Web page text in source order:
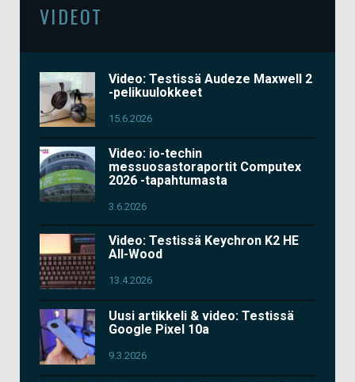
VIDEOT
Video: Testissä Audeze Maxwell 2
-pelikuulokkeet
15.6.2026
Video: io-techin
messuosastoraportit Computex
2026 -tapahtumasta
3.6.2026
Video: Testissä Keychron K2 HE
All-Wood
13.4.2026
Uusi artikkeli & video: Testissä
Google Pixel 10a
9.3.2026